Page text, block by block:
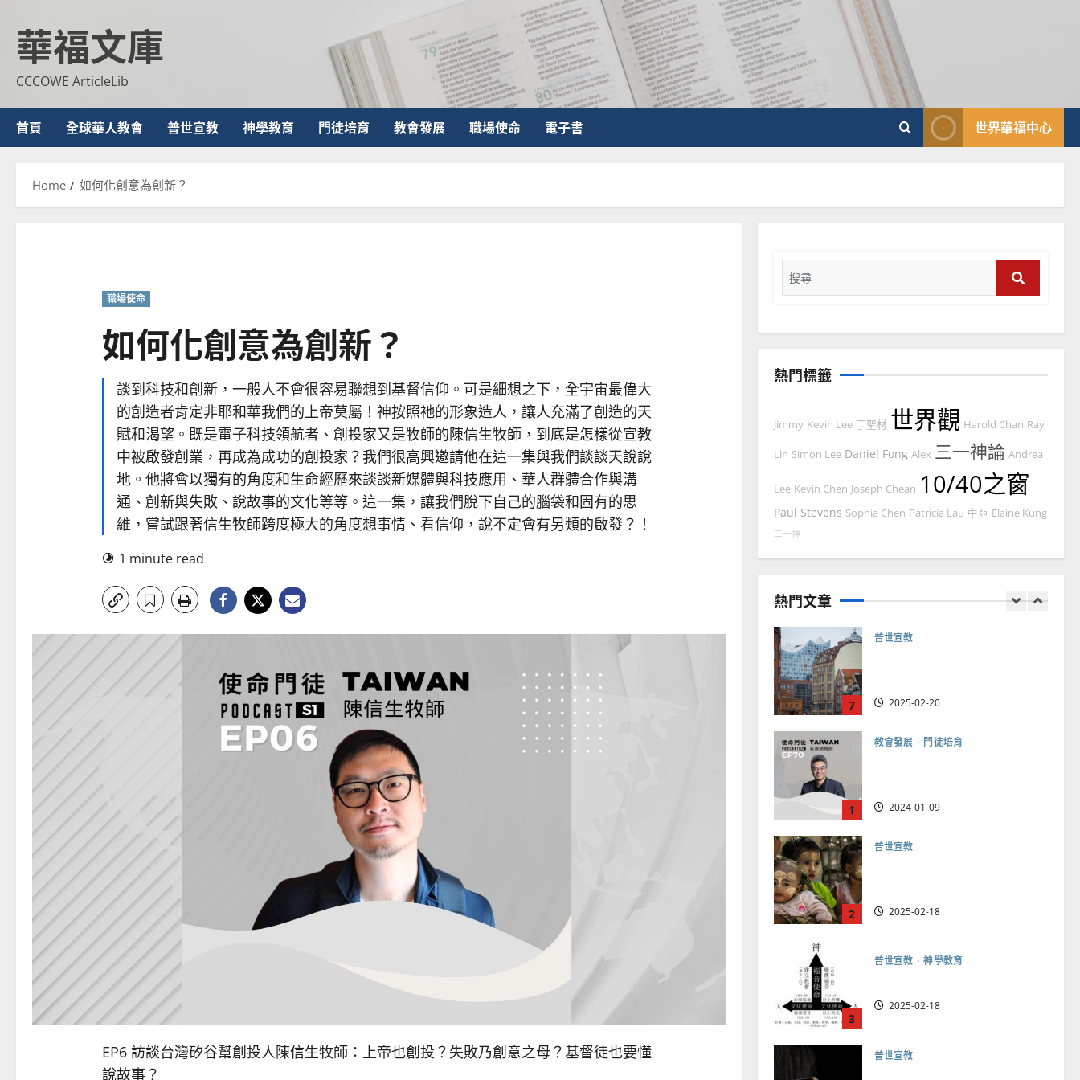
content
華福文庫
CCCOWE ArticleLib
首頁 全球華人教會 普世宣教 神學教育 門徒培育 教會發展 職場使命 電子書 世界華福中心
Home 如何化創意為創新？
職場使命
如何化創意為創新？
談到科技和創新，一般人不會很容易聯想到基督信仰。可是細想之下，全宇宙最偉大
的創造者肯定非耶和華我們的上帝莫屬！神按照衪的形象造人，讓人充滿了創造的天
賦和渴望。既是電子科技領航者、創投家又是牧師的陳信生牧師，到底是怎樣從宣教
中被啟發創業，再成為成功的創投家？我們很高興邀請他在這一集與我們談談天說說
地。他將會以獨有的角度和生命經歷來談談新媒體與科技應用、華人群體合作與溝
通、創新與失敗、說故事的文化等等。這一集，讓我們脫下自己的腦袋和固有的思
維，嘗試跟著信生牧師跨度極大的角度想事情、看信仰，說不定會有另類的啟發？！
1 minute read
EP6 訪談台灣矽谷幫創投人陳信生牧師：上帝也創投？失敗乃創意之母？基督徒也要懂
說故事？
Search
for:
熱門標籤
Jimmy Kevin Lee 丁聖材 世界觀 Harold Chan Ray
Lin Simon Lee Daniel Fong Alex 三一神論 Andrea
Lee Kevin Chen Joseph Chean 10/40之窗
Paul Stevens Sophia Chen Patricia Lau 中亞 Elaine Kung
三一神
熱門文章
教會發展
如何以國度思維建造地方堂
會？
2024-01-09
福音未及之民的定義、現況
5
普世宣教
差傳過來人的佳美見證｜歐
2025-02-20
6
馬來西亞華人的農曆新年｜
2025-02-18
7
普世宣教
2025-02-20
1
教會發展 門徒培育
2024-01-09
2
普世宣教
2025-02-18
3
普世宣教 神學教育
2025-02-18
普世宣教